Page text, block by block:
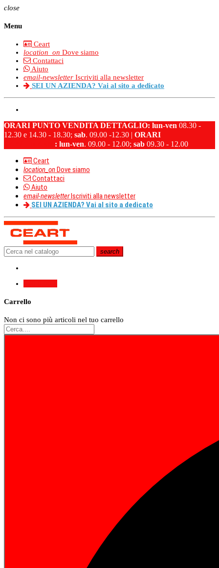
close
Menu
Ceart
location_on Dove siamo
Contattaci
Aiuto
email-newsletter Iscriviti alla newsletter
SEI UN AZIENDA? Vai al sito a dedicato
ORARI PUNTO VENDITA DETTAGLIO: lun-ven 08.30 -
12.30 e 14.30 - 18.30; sab. 09.00 -12.30 | ORARI
: lun-ven. 09.00 - 12.00; sab 09.30 - 12.00
Ceart
location_onDove siamo
Contattaci
Aiuto
email-newsletterIscriviti alla newsletter
SEI UN AZIENDA? Vai al sito a dedicato
search
Carrello
Non ci sono più articoli nel tuo carrello